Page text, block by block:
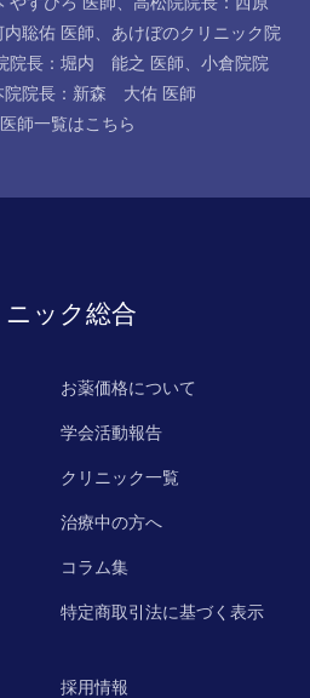
聡佑 医師、 あけぼのクリニック院
院長：堀内 能之 医師、 小倉院院
院院長：新森 大佑 医師
師一覧はこちら
ック総合
お薬価格について
学会活動報告
クリニック一覧
治療中の方へ
コラム集
特定商取引法に基づく表示
採用情報